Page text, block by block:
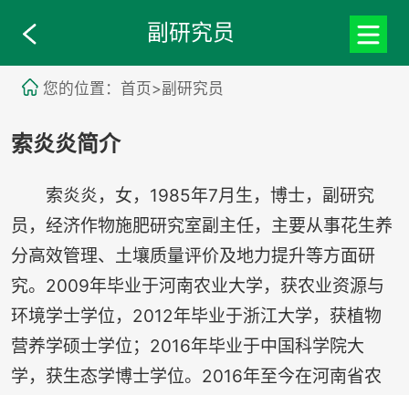
副研究员
您的位置：首页>副研究员
索炎炎简介
索炎炎，女，1985年7月生，博士，副研究
员，经济作物施肥研究室副主任，主要从事花生养
分高效管理、土壤质量评价及地力提升等方面研
究。2009年毕业于河南农业大学，获农业资源与
环境学士学位，2012年毕业于浙江大学，获植物
营养学硕士学位；2016年毕业于中国科学院大
学，获生态学博士学位。2016年至今在河南省农